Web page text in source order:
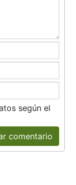
según el
comentario